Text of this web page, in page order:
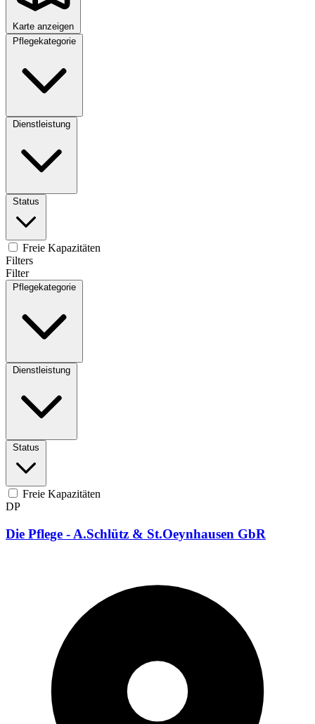
Karte anzeigen
Pflegekategorie
Dienstleistung
Status
Freie Kapazitäten
Filters
Filter
Pflegekategorie
Dienstleistung
Status
Freie Kapazitäten
DP
Die Pflege - A.Schlütz & St.Oeynhausen GbR